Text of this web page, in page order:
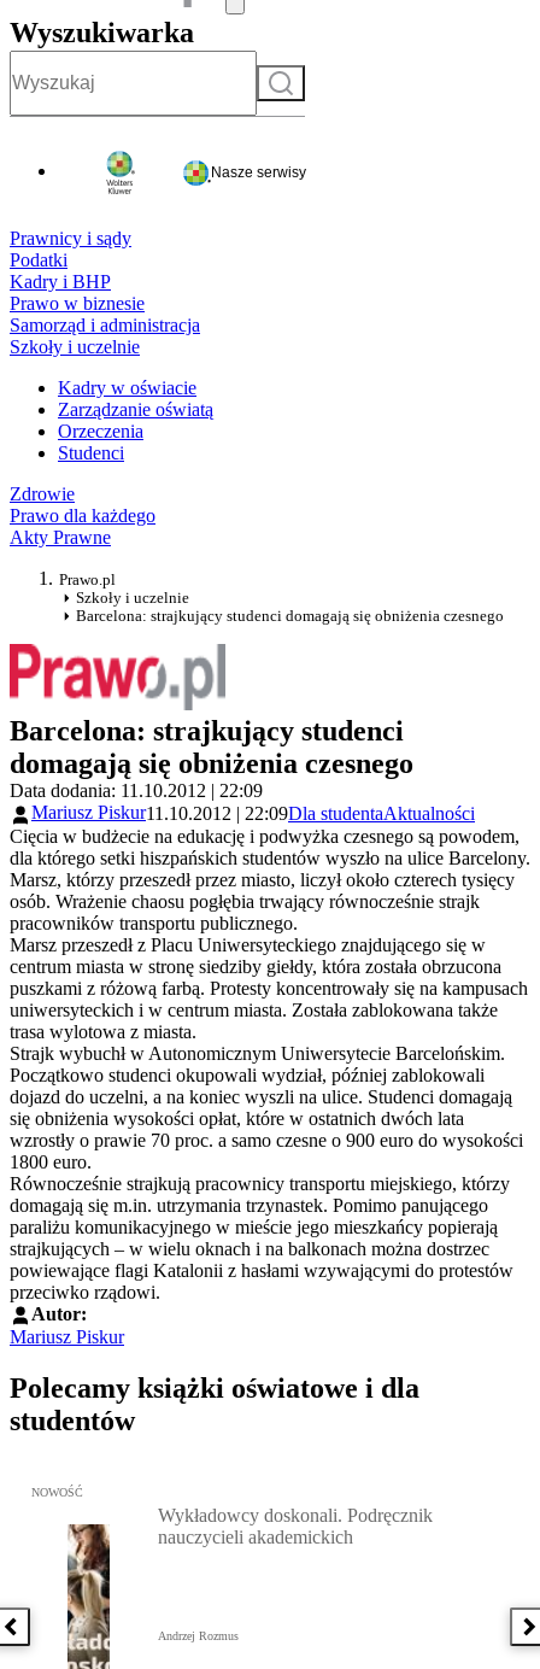
Wyszukiwarka
Szukaj
Nasze serwisy
Prawnicy i sądy
Podatki
Kadry i BHP
Prawo w biznesie
Samorząd i administracja
Szkoły i uczelnie
Kadry w oświacie
Zarządzanie oświatą
Orzeczenia
Studenci
Zdrowie
Prawo dla każdego
Akty Prawne
Prawo.pl
Szkoły i uczelnie
Barcelona: strajkujący studenci domagają się obniżenia czesnego
Barcelona: strajkujący studenci
domagają się obniżenia czesnego
Data dodania: 11.10.2012 | 22:09
Mariusz Piskur11.10.2012 | 22:09Dla studentaAktualności
Cięcia w budżecie na edukację i podwyżka czesnego są powodem,
dla którego setki hiszpańskich studentów wyszło na ulice Barcelony.
Marsz, którzy przeszedł przez miasto, liczył około czterech tysięcy
osób. Wrażenie chaosu pogłębia trwający równocześnie strajk
pracowników transportu publicznego.
Marsz przeszedł z Placu Uniwersyteckiego znajdującego się w
centrum miasta w stronę siedziby giełdy, która została obrzucona
puszkami z różową farbą. Protesty koncentrowały się na kampusach
uniwersyteckich i w centrum miasta. Została zablokowana także
trasa wylotowa z miasta.
Strajk wybuchł w Autonomicznym Uniwersytecie Barcelońskim.
Początkowo studenci okupowali wydział, później zablokowali
dojazd do uczelni, a na koniec wyszli na ulice. Studenci domagają
się obniżenia wysokości opłat, które w ostatnich dwóch lata
wzrostły o prawie 70 proc. a samo czesne o 900 euro do wysokości
1800 euro.
Równocześnie strajkują pracownicy transportu miejskiego, którzy
domagają się m.in. utrzymania trzynastek. Pomimo panującego
paraliżu komunikacyjnego w mieście jego mieszkańcy popierają
strajkujących – w wielu oknach i na balkonach można dostrzec
powiewające flagi Katalonii z hasłami wzywającymi do protestów
przeciwko rządowi.
Autor:
Mariusz Piskur
Polecamy książki oświatowe i dla
studentów
Poprzednia książka
Przejdź do: Wykładowcy doskonali. Podręcznik nauczycieli
NOWOŚĆ
Wykładowcy doskonali. Podręcznik
nauczycieli akademickich
Andrzej Rozmus